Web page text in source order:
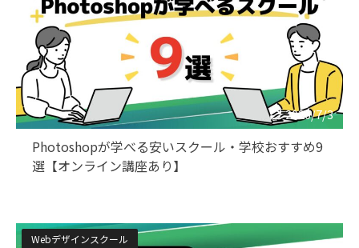
2026/7/3
Photoshopが学べる安いスクール・学校おすすめ9
選【オンライン講座あり】
Webデザインスクール